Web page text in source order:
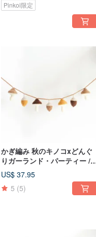
Pinkoi限定
かぎ編み 秋のキノコxどんぐ
りガーランド・パーティー /
アウトドア / キャンプ / ピク
ニック / 誕生日 / インテリア
US$ 37.95
5 (5)